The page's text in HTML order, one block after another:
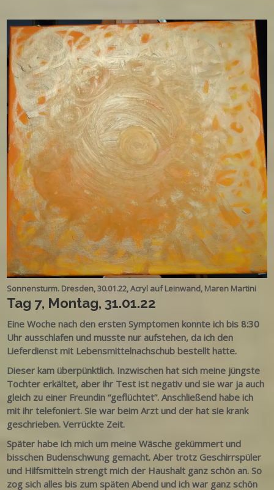
Sonnensturm. Dresden, 30.01.22, Acryl auf Leinwand, Maren Martini
Tag 7, Montag, 31.01.22
Eine Woche nach den ersten Symptomen konnte ich bis 8:30
Uhr ausschlafen und musste nur aufstehen, da ich den
Lieferdienst mit Lebensmittelnachschub bestellt hatte.
Dieser kam überpünktlich. Inzwischen hat sich meine jüngste
Tochter erkältet, aber ihr Test ist negativ und sie war ja auch
gleich zu einer Freundin “geflüchtet”. Anschließend habe ich
mit ihr telefoniert. Sie war beim Arzt und der hat sie krank
geschrieben. Verrückte Zeit.
Später habe ich mich um meine Wäsche gekümmert und
bisschen Budenschwung gemacht. Aber trotz Geschirrspüler
und Hilfsmitteln strengt mich der Haushalt ganz schön an. So
zog sich alles bis zum späten Abend und ich war ganz schön